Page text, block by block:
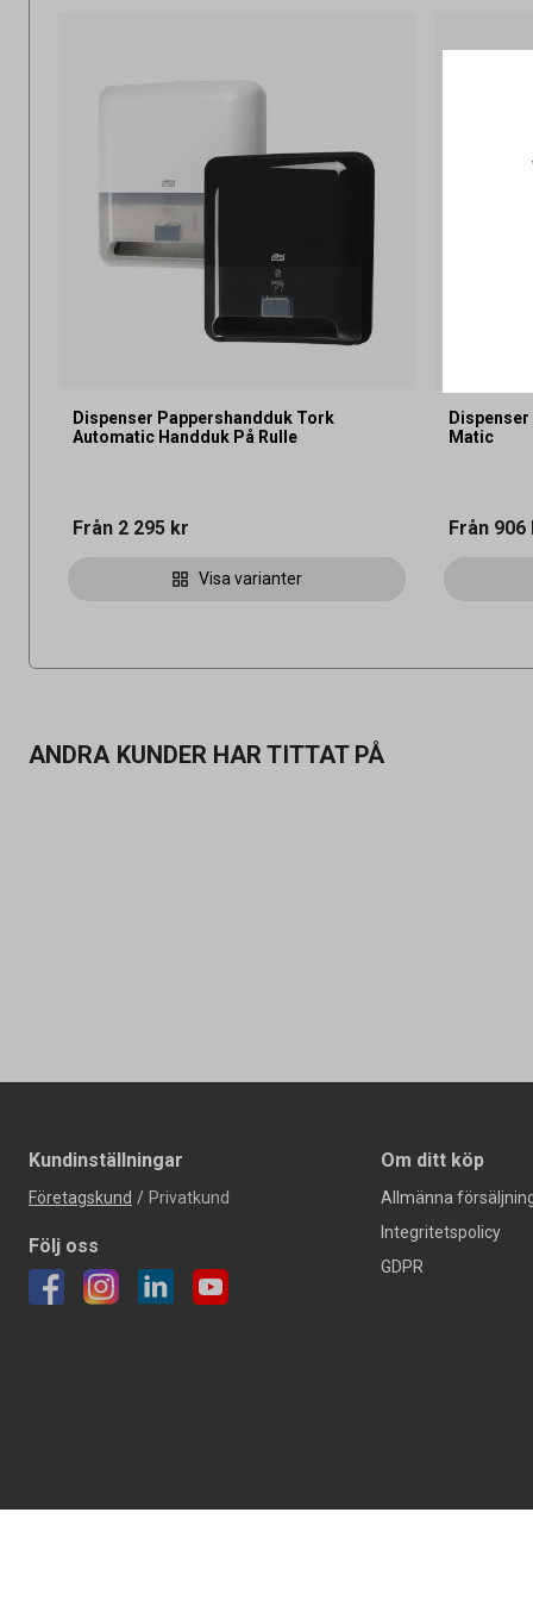
Dispenser Pappershandduk Tork
Automatic Handduk På Rulle
Från 2 295 kr
Visa varianter
Matic
Från 906
ANDRA KUNDER HAR TITTAT PÅ
Kundinställningar
Företagskund / Privatkund
Följ oss
Om ditt köp
Allmänna
Integritetspolicy
GDPR